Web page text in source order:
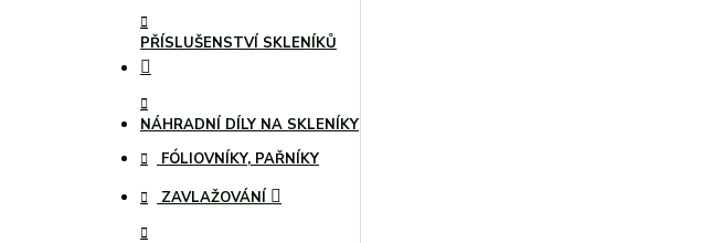
PŘÍSLUŠENSTVÍ SKLENÍKŮ
NÁHRADNÍ DÍLY NA SKLENÍKY
FÓLIOVNÍKY, PAŘNÍKY
ZAVLAŽOVÁNÍ